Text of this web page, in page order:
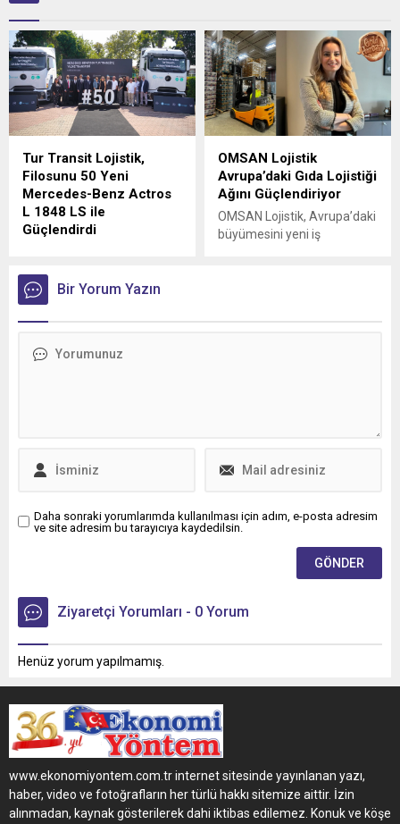
Tur Transit Lojistik,
Filosunu 50 Yeni
Mercedes-Benz Actros
L 1848 LS ile
Güçlendirdi
lojistik alanında faaliyet
gösteren Tur Transit
Lojistik’e 50 adet Mercedes-
teslimatı gerçekleştirdi.
OMSAN Lojistik
Avrupa’daki Gıda Lojistiği
Ağını Güçlendiriyor
OMSAN Lojistik, Avrupa’daki
büyümesini yeni iş
Bir Yorum Yazın
Daha sonraki yorumlarımda kullanılması için adım, e-posta adresim
ve site adresim bu tarayıcıya kaydedilsin.
Ziyaretçi Yorumları - 0 Yorum
Henüz yorum yapılmamış.
www.ekonomiyontem.com.tr internet sitesinde yayınlanan yazı,
haber, video ve fotoğrafların her türlü hakkı sitemize aittir. İzin
alınmadan, kaynak gösterilerek dahi iktibas edilemez. Konuk ve köşe